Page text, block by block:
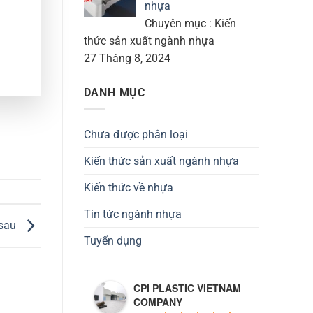
nhựa
Chuyên mục : Kiến
thức sản xuất ngành nhựa
27 Tháng 8, 2024
DANH MỤC
Chưa được phân loại
Kiến thức sản xuất ngành nhựa
Kiến thức về nhựa
Tin tức ngành nhựa
Tuyển dụng
CPI PLASTIC VIETNAM
COMPANY